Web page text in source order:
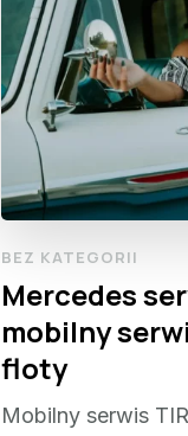
BEZ KATEGORII
Mercedes
mobilny
floty
Mobilny serwis